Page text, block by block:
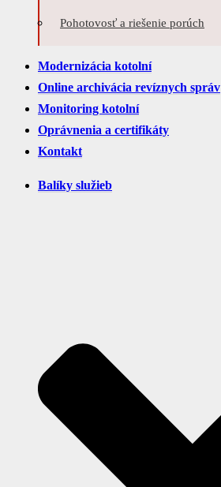
Pohotovosť a riešenie porúch
Modernizácia kotolní
Online archivácia revíznych správ
Monitoring kotolní
Oprávnenia a certifikáty
Kontakt
Balíky služieb